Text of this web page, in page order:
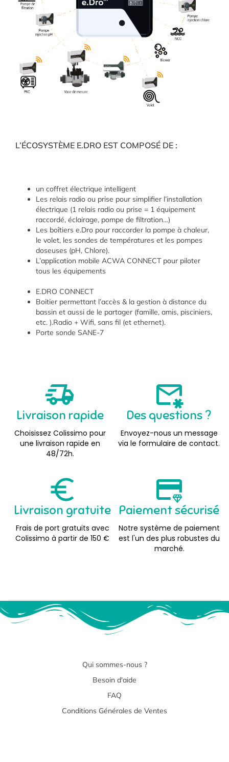
L’ÉCOSYSTÈME E.DRO EST COMPOSÉ DE :
un coffret électrique intelligent
Les relais radio ou prise pour simplifier l’installation
électrique (1 relais radio ou prise = 1 équipement
raccordé, éclairage, pompe de filtration…)
Les boîtiers e.Dro pour raccorder la pompe à chaleur,
le volet, les sondes de températures et les pompes
doseuses (pH, Chlore).
L’application mobile ACWA CONNECT pour piloter
tous les équipements
E.DRO CONNECT
Boitier permettant l’accès & la gestion à distance du
bassin et aussi de le partager (famille, amis, pisciniers,
etc. ).Radio + Wifi, sans fil (et ethernet).
Porte sonde SANE-7
Livraison rapide
Choisissez Colissimo pour
une livraison rapide en
48/72h.
Des questions ?
Envoyez-nous un message
via le formulaire de contact.
Livraison gratuite
Frais de port gratuits avec
Colissimo à partir de 150 €
Paiement sécurisé
Notre système de paiement
est l'un des plus robustes du
marché.
Qui sommes-nous ?
Besoin d'aide
FAQ
Conditions Générales de Ventes